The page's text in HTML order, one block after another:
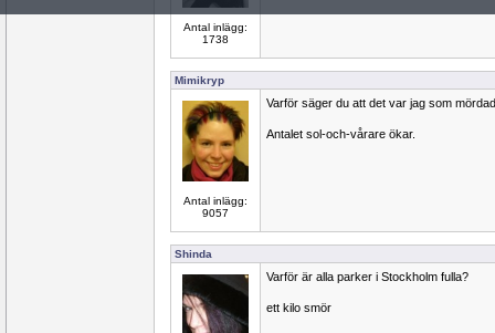
Antal inlägg:
1738
Mimikryp
Antal inlägg:
9057
Varför säger du att det var jag som
Antalet sol-och-vårare ökar.
Shinda
Varför är alla parker i Stockholm fulla?
ett kilo smör